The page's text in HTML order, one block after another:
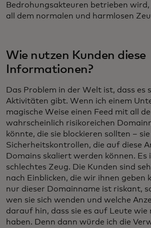
Bedrohungsakteuren betrieben wird,
all dem normalen und harmlosen
Wie nutzen Kunden diese
Informationen?
Das Problem in der Welt ist, dass es
Aktivitäten gibt. Wenn ich einem
magische Weise einen Feed mit all
wahrscheinlich risikoreichen
könnte, die sie blockieren sollten –
Sicherheitskontrollen, die auf diese
Domains skaliert werden können. Es
schlechtes Zeug. Die Kunden sind
nach Einblicken, die wir ihnen geben
nur dieser Domainname ist riskant,
wen sie sich wenden und welche
darauf hin, dass sie es auf Leute wie
haben. Denn dann würde ich die